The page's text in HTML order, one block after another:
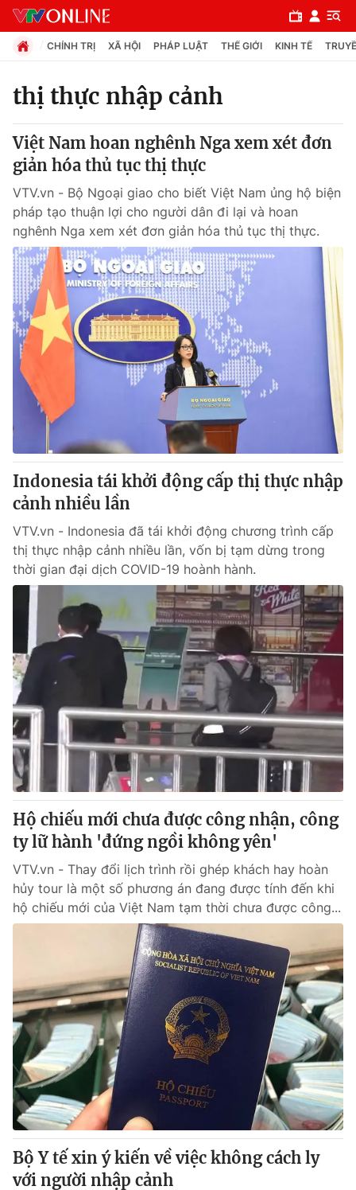
Chuyên mục
Chính trị
Xã hội
Pháp luật
Y tế
Thế giới
Tin tức
Thế giới đó đây
Câu chuyện quốc tế
Kinh tế
Tài chính
Thị trường
Góc doanh nghiệp
Dữ liệu và đời sống
Truyền hình
Hậu trường
Nhân vật
Khán giả
Giải sao mai
Giải trí
Điện ảnh
Âm nhạc
Sao
Đời sống
Du lịch
Làm đẹp
Chất lượng cuộc sống
Giáo dục
Tuyển sinh
Học trực tuyến
Công nghệ
Hitech Công nghệ tương lai
Sản phẩm
Thị trường
Tư vấn
Giao lưu trực tuyến
Lịch phát sóng
Chuyên mục khác
Emagazine Podcast
Photo Infographic
Shorts video
VTV Money VTV Thể thao
VTV Sức khoẻ Bất động sản
Thị trường 24h Tấm lòng Việt
VTV4 Vươn mình bằng AI
VTV9 VTV8
CHÍNH TRỊ XÃ HỘI PHÁP LUẬT THẾ GIỚI KINH TẾ
thị thực nhập cảnh
Việt Nam hoan nghênh Nga xem xét đơn
giản hóa thủ tục thị thực
VTV.vn - Bộ Ngoại giao cho biết Việt Nam ủng hộ biện
pháp tạo thuận lợi cho người dân đi lại và hoan
nghênh Nga xem xét đơn giản hóa thủ tục thị thực.
Indonesia tái khởi động cấp thị thực nhập
cảnh nhiều lần
VTV.vn - Indonesia đã tái khởi động chương trình cấp
thị thực nhập cảnh nhiều lần, vốn bị tạm dừng trong
thời gian đại dịch COVID-19 hoành hành.
Hộ chiếu mới chưa được công nhận, công
ty lữ hành 'đứng ngồi không yên'
VTV.vn - Thay đổi lịch trình rồi ghép khách hay hoàn
hủy tour là một số phương án đang được tính đến khi
hộ chiếu mới của Việt Nam tạm thời chưa được công...
Bộ Y tế xin ý kiến về việc không cách ly
với người nhập cảnh